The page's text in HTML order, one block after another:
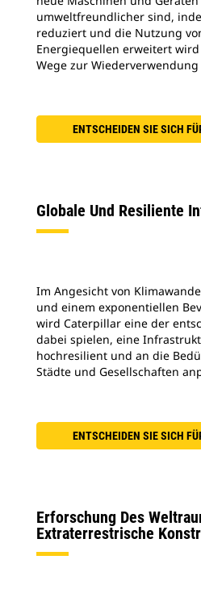
umweltfreundlicher sind,
reduziert und die Nutzung
Energiequellen erweitert
Wege zur
ENTSCHEIDEN SIE SICH
Globale Und Resiliente
Im Angesicht von
und einem exponentiellen
wird Caterpillar eine der
dabei spielen, eine
hochresilient und an die
Städte und Gesellschaften
ENTSCHEIDEN SIE SICH
Erforschung Des
Extraterrestrische